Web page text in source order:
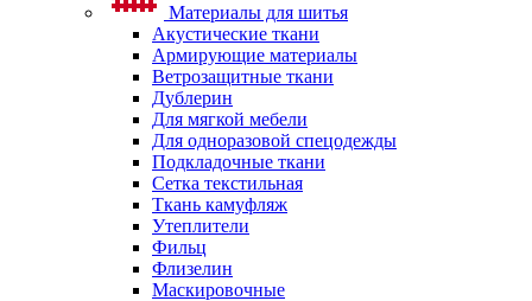
Материалы для шитья
Акустические ткани
Армирующие материалы
Ветрозащитные ткани
Дублерин
Для мягкой мебели
Для одноразовой спецодежды
Подкладочные ткани
Сетка текстильная
Ткань камуфляж
Утеплители
Фильц
Флизелин
Маскировочные